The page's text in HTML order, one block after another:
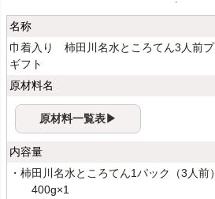
名称
巾着入り 柿田川名水ところてん3人前
ギフト
原材料名
原材料一覧表▶
内容量
・柿田川名水ところてん1パック（3人前）
400g×1